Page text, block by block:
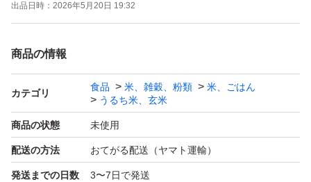
炊きあがりのつやと、
※気に入っていただけましたら、
**お得な5kgサイズ（同梱不可）**もご用意しています。
銘柄：新潟県産 純米コシヒカリ
原材料名：米
出品日時： 2026年5月20日 19:32
商品の情報
カテゴリ
食品 米、雑穀、粉類
米、ごはん
うるち米、玄米
商品の状態 未使用
配送の方法 おてがる配送（ヤマト運輸）
発送までの日数 3〜7日で発送